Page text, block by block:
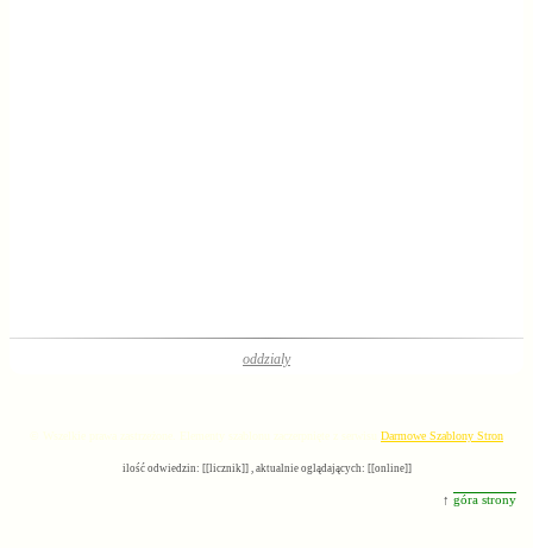
oddzialy
© Wszelkie prawa zastrzeżone. Elementy szablonu zaczerpnięte z serwisu Darmowe Szablony Stron
ilość odwiedzin: [[licznik]] , aktualnie oglądających: [[online]]
↑ góra strony